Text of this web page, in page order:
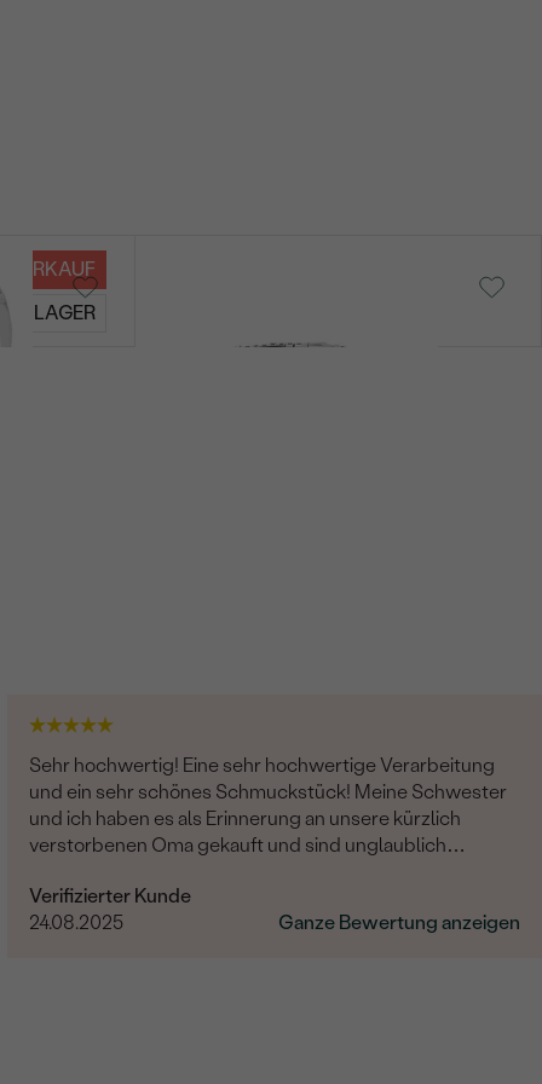
VERKAUF
LAGER
Sehr hochwertig! Eine sehr hochwertige Verarbeitung
und ein sehr schönes Schmuckstück! Meine Schwester
und ich haben es als Erinnerung an unsere kürzlich
verstorbenen Oma gekauft und sind unglaublich
Eine absolute Empfehlung!
Verifizierter Kunde
24.08.2025
Ganze Bewertung anzeigen